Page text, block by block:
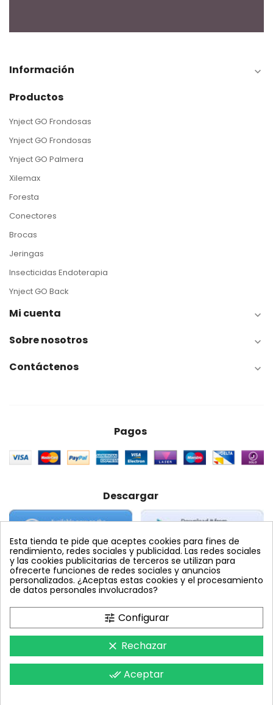
Información 
Productos
Ynject GO Frondosas
Ynject GO Frondosas
Ynject GO Palmera
Xilemax
Foresta
Conectores
Brocas
Jeringas
Insecticidas Endoterapia
Ynject GO Back
Mi cuenta 
Sobre nosotros 
Contáctenos 
Pagos
Descargar
Etiquetas Populares
Copyright © 2008 - Todos los derechos reservados. Número de
alta en ROPO Agricultura 1046185372SS
Esta tienda te pide que aceptes cookies para fines de
rendimiento, redes sociales y publicidad. Las redes sociales
y las cookies publicitarias de terceros se utilizan para
ofrecerte funciones de redes sociales y anuncios
personalizados. ¿Aceptas estas cookies y el procesamiento
de datos personales involucrados?
tune Configurar
clear Rechazar
done_all Aceptar